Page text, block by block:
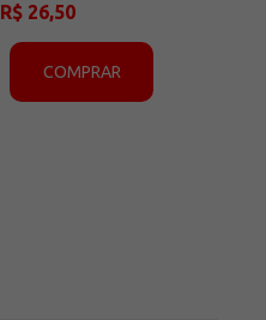
R$ 26,50
COMPRAR